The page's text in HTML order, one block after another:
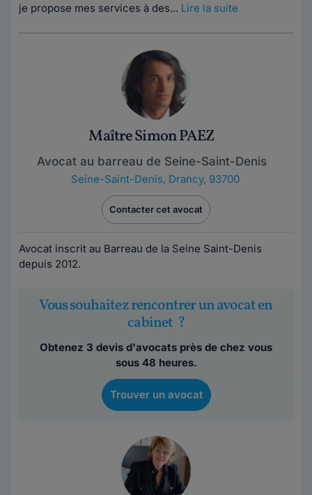
je propose mes services à des... Lire la suite
Maître Simon PAEZ
Avocat au barreau de Seine-Saint-Denis
Seine-Saint-Denis, Drancy, 93700
Contacter cet avocat
Avocat inscrit au Barreau de la Seine Saint-Denis
depuis 2012.
Vous souhaitez rencontrer un avocat en
cabinet ?
Obtenez 3 devis d'avocats près de chez vous
sous 48 heures.
Trouver un avocat